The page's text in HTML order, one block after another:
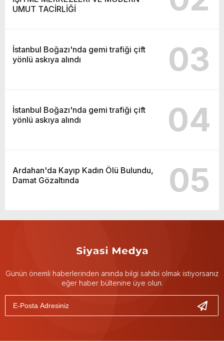
UMUT TACİRLİĞİ
İstanbul Boğazı'nda gemi trafiği çift
yönlü askıya alındı
03
İstanbul Boğazı'nda gemi trafiği çift
yönlü askıya alındı
04
Ardahan'da Kayıp Kadın Ölü Bulundu,
Damat Gözaltında
05
Günün önemli haberlerinden anında bilgi sahibi olmak istiyorsanız
eğer haber bültenine üye olun.